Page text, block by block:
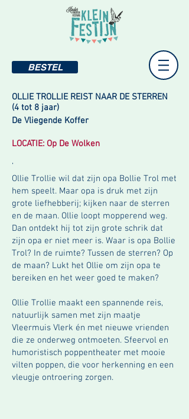
BESTEL
OLLIE TROLLIE REIST NAAR DE STERREN
(4 tot 8 jaar)
De Vliegende Koffer
LOCATIE: Op De Wolken
‘
Ollie Trollie wil dat zijn opa Bollie Trol met
hem speelt. Maar opa is druk met zijn
grote liefhebberij; kijken naar de sterren
en de maan. Ollie loopt mopperend weg.
Dan ontdekt hij tot zijn grote schrik dat
zijn opa er niet meer is. Waar is opa Bollie
Trol? In de ruimte? Tussen de sterren? Op
de maan? Lukt het Ollie om zijn opa te
bereiken en het weer goed te maken?
Ollie Trollie maakt een spannende reis,
natuurlijk samen met zijn maatje
Vleermuis Vlerk én met nieuwe vrienden
die ze onderweg ontmoeten. Sfeervol en
humoristisch poppentheater met mooie
vilten poppen, die voor herkenning en een
vleugje ontroering zorgen.